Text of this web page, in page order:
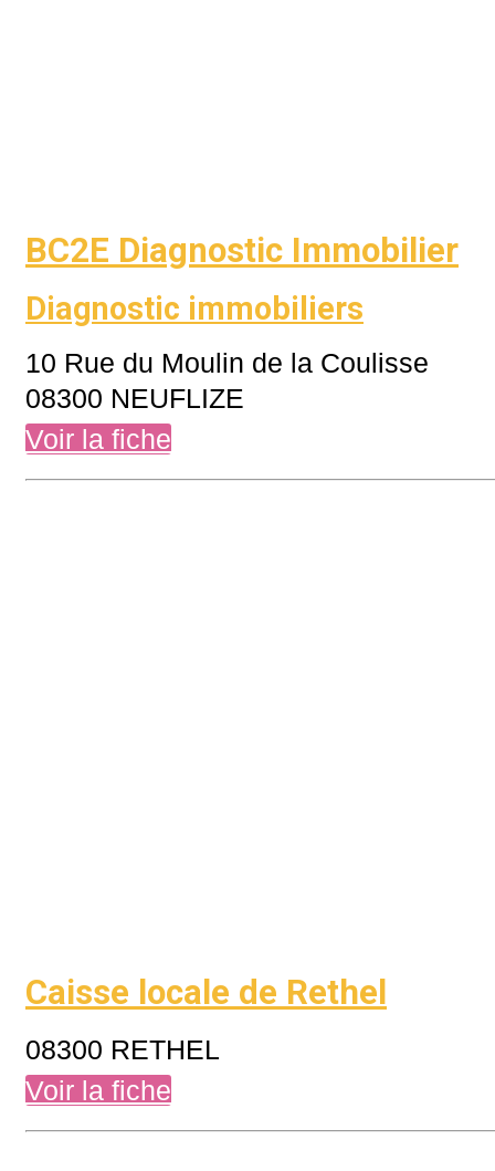
BC2E Diagnostic Immobilier
Diagnostic immobiliers
10 Rue du Moulin de la Coulisse
08300 NEUFLIZE
Voir la fiche
Caisse locale de Rethel
08300 RETHEL
Voir la fiche